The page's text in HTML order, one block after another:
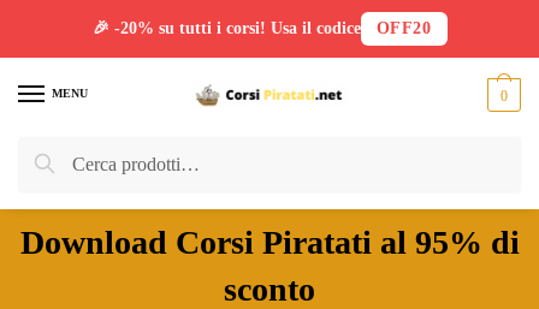
MENU
Cerca:
Cerca
0
Download Corsi Piratati al 95% di
sconto
🎉 -20% su tutti i corsi! Usa il codice OFF20